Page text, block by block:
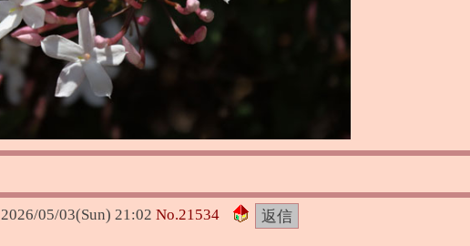
2026/05/03(Sun) 21:02 No.21534